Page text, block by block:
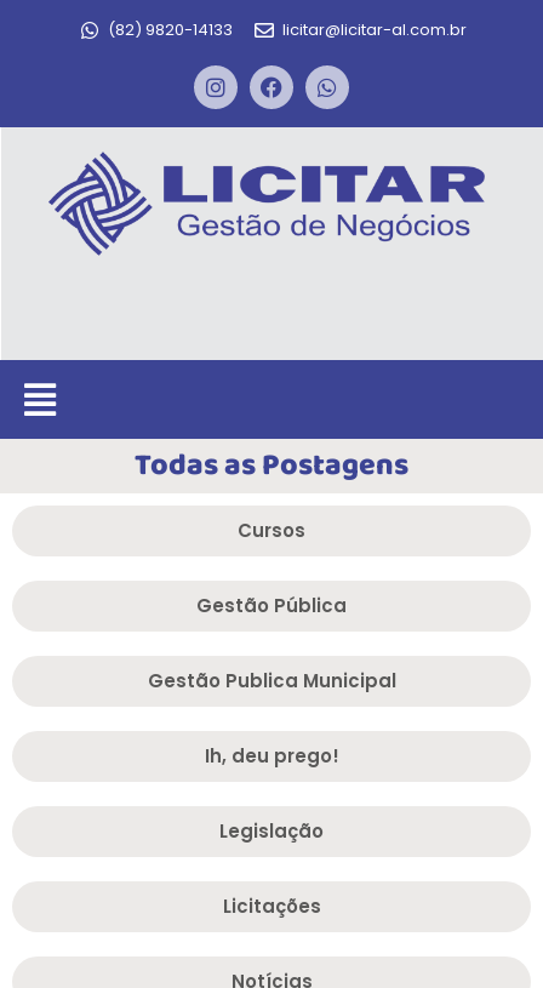
(82) 9820-14133 licitar@licitar-al.com.br
Todas as Postagens
Cursos
Gestão Pública
Gestão Publica Municipal
Ih, deu prego!
Legislação
Licitações
Notícias